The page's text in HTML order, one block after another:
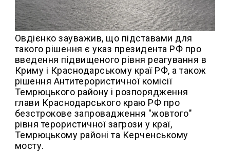
Овдієнко зауважив, що підставами для
такого рішення є указ президента РФ про
введення підвищеного рівня реагування в
Криму і Краснодарському краї РФ, а також
рішення Антитерористичної комісії
Темрюцького району і розпорядження
глави Краснодарського краю РФ про
безстрокове запровадження "жовтого"
рівня терористичної загрози у краї,
Темрюцькому районі та Керченському
мосту.